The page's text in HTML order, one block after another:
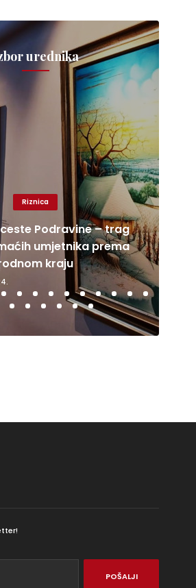
urednika
Riznica
Podravine – trag
umjetnika prema
kraju
POŠALJI